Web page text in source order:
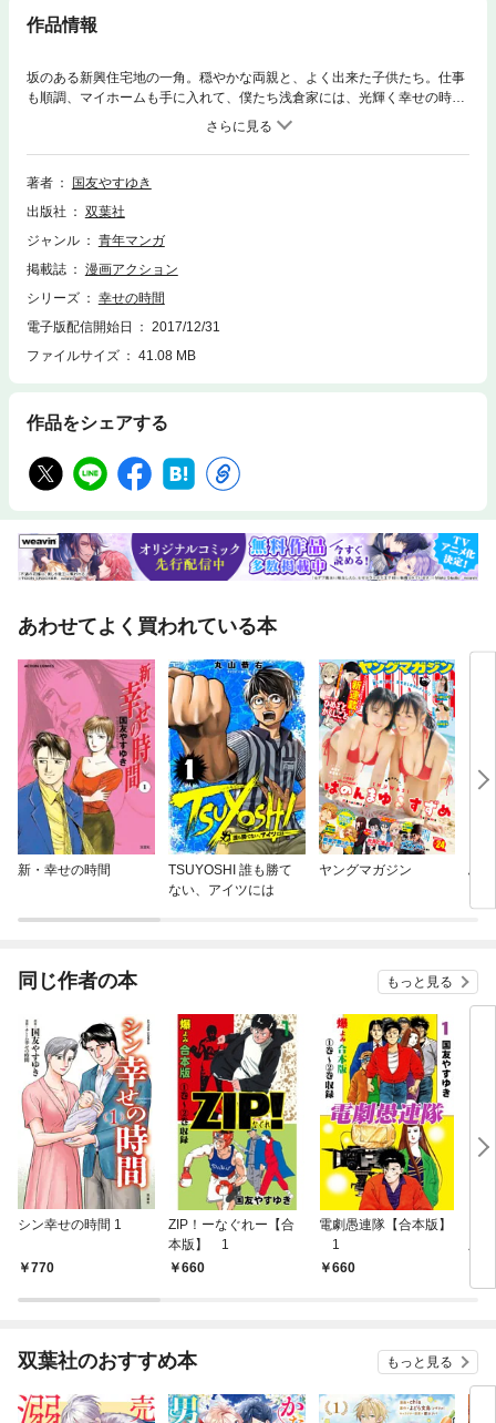
作品情報
坂のある新興住宅地の一角。穏やかな両親と、よく出来た子供たち。仕事
も順調、マイホームも手に入れて、僕たち浅倉家には、光輝く幸せの時間
が待っているはずだった。しかし、その裏には意外な激情が渦巻いてい
た！エリート一家の姿をリアルに描いた大人の名作。
著者
国友やすゆき
出版社
双葉社
ジャンル
青年マンガ
掲載誌
漫画アクション
シリーズ
幸せの時間
電子版配信開始日
2017/12/31
ファイルサイズ
41.08 MB
作品をシェアする
あわせてよく買われている本
新・幸せの時間
TSUYOSHI 誰も勝て
ない、アイツには
ヤングマガジン ふ
同じ作者の本 もっと見る
シン幸せの時間 1
770
ZIP！ーなぐれー【合
本版】 1
660
電劇愚連隊【合本版】
1
660
版
双葉社のおすすめ本 もっと見る